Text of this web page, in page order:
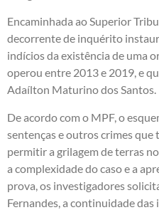
Encaminhada ao Superior
decorrente de inquérito
indícios da existência de uma
operou entre 2013 e 2019, e
Adaílton Maturino dos Santos.
De acordo com o MPF, o
sentenças e outros crimes
permitir a grilagem de terras
a complexidade do caso e a
prova, os investigadores
Fernandes, a continuidade das